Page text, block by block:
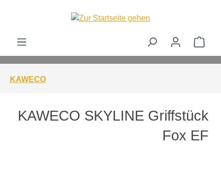
KAWECO
KAWECO SKYLINE Griffstück
Fox EF